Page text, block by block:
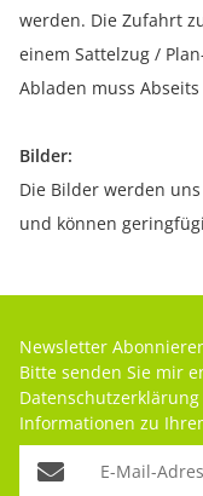
werden. Die Zufahrt
einem Sattelzug /
Abladen muss
Bilder:
Die Bilder werden
und können
Newsletter
Bitte senden Sie mir
Datenschutzerklärung
Informationen zu